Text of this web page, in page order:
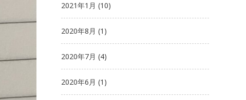
2021年1月 (10)
2020年8月 (1)
2020年7月 (4)
2020年6月 (1)